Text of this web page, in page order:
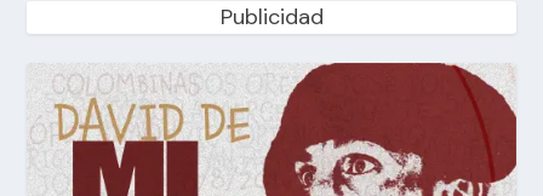
Publicidad